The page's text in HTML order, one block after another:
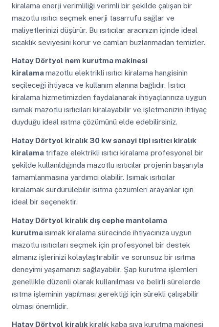
kiralama enerji verimliliği verimli bir şekilde çalışan bir
mazotlu ısıtıcı seçmek enerji tasarrufu sağlar ve
maliyetlerinizi düşürür. Bu ısıtıcılar aracınızın içinde ideal
sıcaklık seviyesini korur ve camları buzlanmadan temizler.
Hatay Dörtyol nem kurutma makinesi
kiralamamazotlu elektrikli ısıtıcı kiralama hangisinin
seçileceği ihtiyaca ve kullanım alanına bağlıdır. Isıtıcı
kiralama hizmetimizden faydalanarak ihtiyaçlarınıza uygun
ısımak mazotlu ısıtıcıları kiralayabilir ve işletmenizin ihtiyaç
duyduğu ideal ısıtma çözümünü elde edebilirsiniz.
Hatay Dörtyol kiralık 30 kw sanayi tipi ısıtıcı kiralık
kiralama trifaze elektrikli ısıtıcı kiralama profesyonel bir
şekilde kullanıldığında mazotlu ısıtıcılar projenin başarıyla
tamamlanmasına yardımcı olabilir. Isımak ısıtıcılar
kiralamak sürdürülebilir ısıtma çözümleri arayanlar için
ideal bir seçenektir.
Hatay Dörtyol kiralık dış cephe mantolama
kurutmaısımak kiralama sürecinde ihtiyacınıza uygun
mazotlu ısıtıcıları seçmek için profesyonel bir destek
almanız işlerinizi kolaylaştırabilir ve sorunsuz bir ısıtma
deneyimi yaşamanızı sağlayabilir. Şap kurutma işlemleri
genellikle düzenli olarak kullanılması ve belirli sürelerde
ısıtma işleminin yapılması gerektiği için sürekli çalışabilir
olması önemlidir.
Hatay Dörtyol kiralık kiralık kaba sıva kurutma makinesi